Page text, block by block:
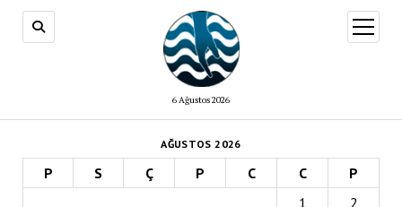
6 Ağustos 2026
aç
AĞUSTOS 2026
P S Ç P C C
P
1
2